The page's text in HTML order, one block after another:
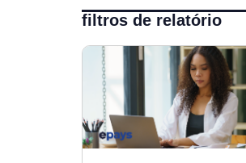
filtros de relatório